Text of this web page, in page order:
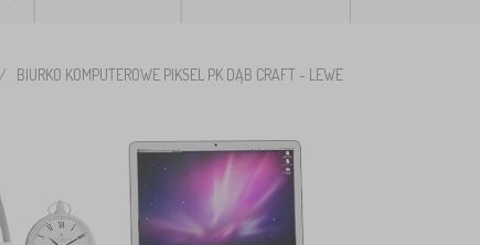
/ BIURKO KOMPUTEROWE PIKSEL PK DĄB CRAFT - LEWE